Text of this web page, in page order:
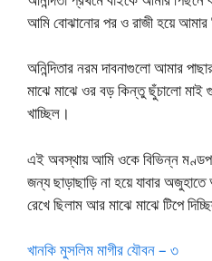
আমি বোঝানোর পর ও রাজী হয়ে
অনিন্দিতার নরম দাবনাগুলো আমার
মাঝে মাঝে ওর বড় কিন্তু ছুঁচালো মাই
খাচ্ছিল।
এই অবস্থায় আমি ওকে বিভিন্ন
জন্য ছাড়াছাড়ি না হয়ে যাবার
রেখে ছিলাম আর মাঝে মাঝে টিপে
খানকি মুসলিম মাগীর যৌবন – ৩